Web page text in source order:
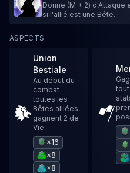
Donne (M + 2)
si l'allié est une Bête.
ASPECTS
Union
Bestiale
Au début du
combat
toutes les
Bêtes alliées
gagnent 2 de
Vie.
×16
×8
×8